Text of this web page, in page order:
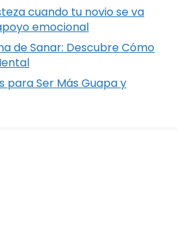
cuando tu novio se va
emocional
de Sanar: Descubre Cómo
para Ser Más Guapa y